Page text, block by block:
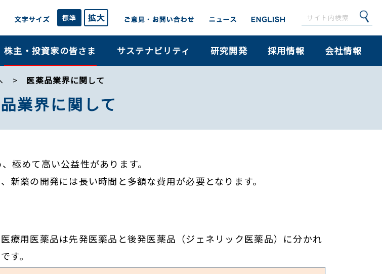
株主・投資家の皆さま サステナビリティ 研究開発 採用情報 会社情報
医薬品業界に関して
業界に関して
極めて高い公益性があります。
薬の開発には長い時間と多額な費用が必要となります。
療用医薬品は先発医薬品と後発医薬品（ジェネリック医薬品）に分かれ
す。